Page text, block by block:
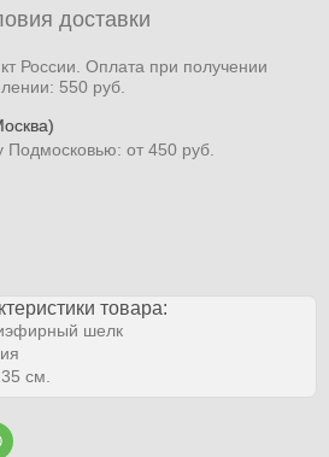
доставки
России. Оплата при получении
550 руб.
от 450 руб.
товара:
шелк
см.